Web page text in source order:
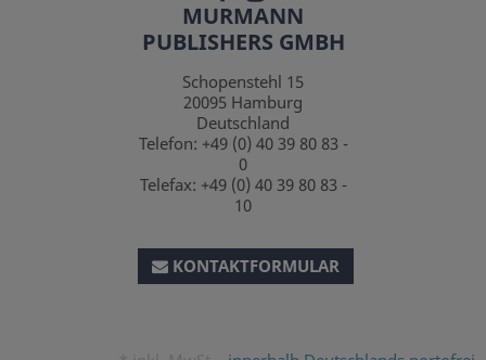
MURMANN
PUBLISHERS GMBH
Schopenstehl 15
20095 Hamburg
Deutschland
Telefon: +49 (0) 40 39 80 83 -
0
Telefax: +49 (0) 40 39 80 83 -
10
KONTAKTFORMULAR